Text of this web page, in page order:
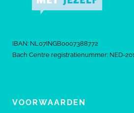
IBAN: NL07INGB0007388772
Bach Centre registratienummer: NED-
VOORWAARDEN